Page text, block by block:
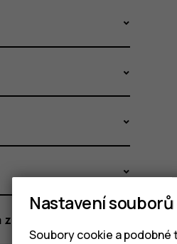
Nastavení
Soubory cookie a